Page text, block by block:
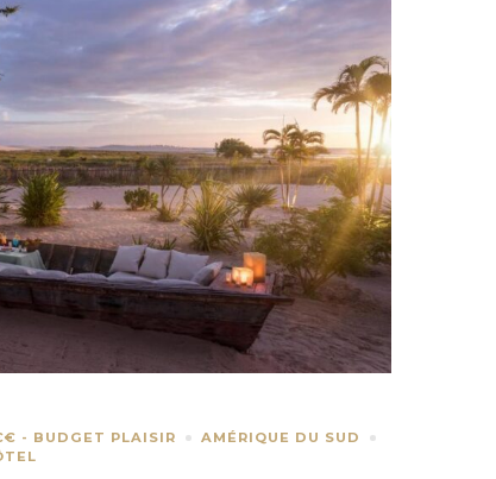
- BUDGET PLAISIR
AMÉRIQUE DU SUD